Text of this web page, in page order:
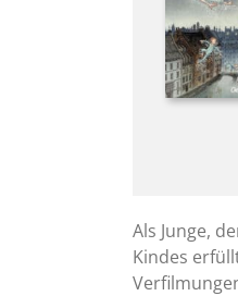
Als Junge,
Kindes